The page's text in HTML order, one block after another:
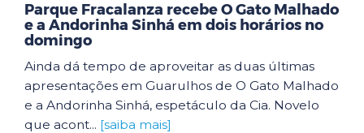
Parque Fracalanza recebe O Gato Malhado
e a Andorinha Sinhá em dois horários no
domingo
Ainda dá tempo de aproveitar as duas últimas
apresentações em Guarulhos de O Gato Malhado
e a Andorinha Sinhá, espetáculo da Cia. Novelo
que acont... [saiba mais]